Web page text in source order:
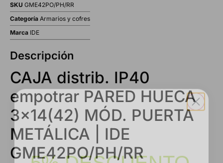
SKU GME42PO/PH/RR
Categoría Armarios y cofres
Marca IDE
Descripción
CAJA distrib. IP40
empotrar PARED HUECA
3×14(42) MÓD. PUERTA
METÁLICA | IDE
GME42PO/PH/RR
5% DESCUENTO